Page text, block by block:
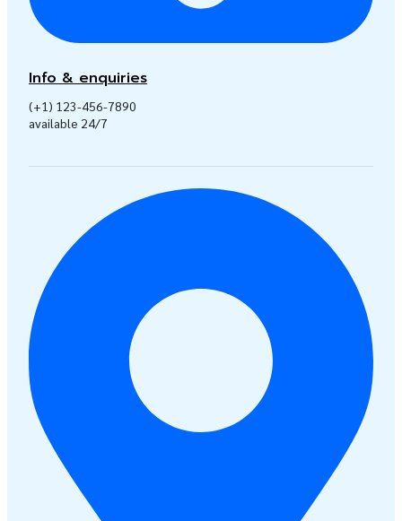
Info & enquiries
(+1) 123-456-7890
available 24/7